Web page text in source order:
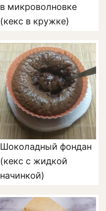
в микроволновке
(кекс в кружке)
Шоколадный фондан
(кекс с жидкой
начинкой)